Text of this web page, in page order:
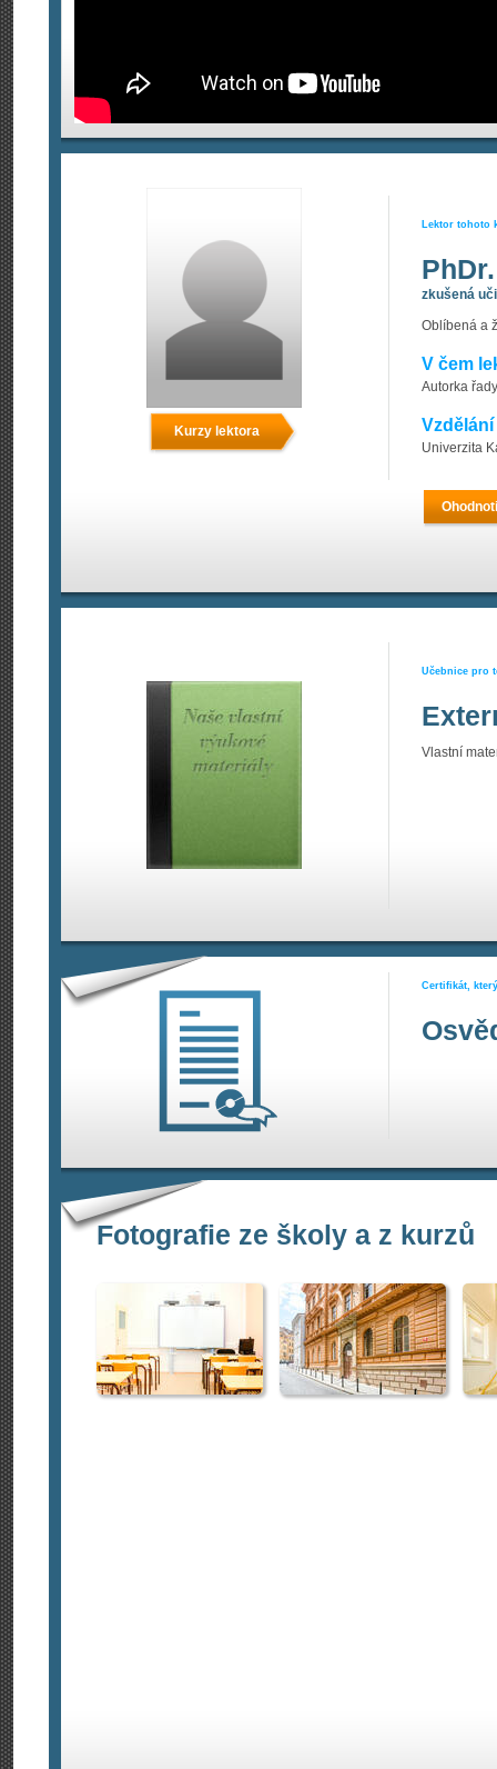
Kurzy lektora
Lektor tohoto
zkušená
Oblíbená a
V čem
Autorka
Univerzita
Učebnice pro
Vlastní
Certifikát,
Fotografie ze školy a z kurzů